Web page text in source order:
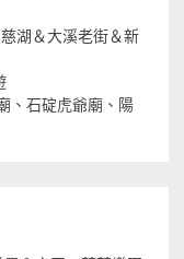
湖＆大溪老街＆新
、石碇虎爺廟、陽